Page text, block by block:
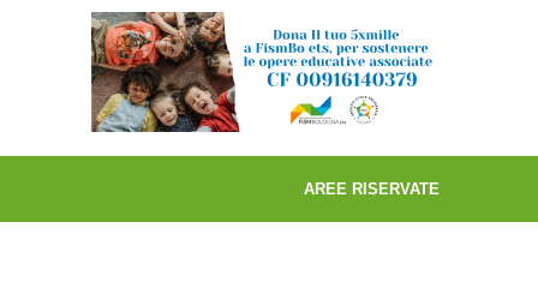
AREE RISERVATE